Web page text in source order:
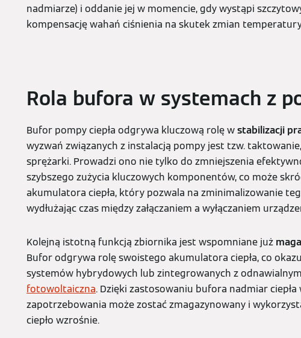
nadmiarze) i oddanie jej w momencie, gdy wystąpi
kompensację wahań ciśnienia na skutek zmian
Rola bufora w systemach z
Bufor pompy ciepła odgrywa kluczową rolę wstabilizacji
wyzwań związanych z instalacją pompy jest tzw. taktowanie,
sprężarki. Prowadzi ono nie tylko do zmniejszenia
szybszego zużycia kluczowych komponentów, co może
akumulatora ciepła, który pozwala na zminimalizowanie
wydłużając czas między załączaniem a wyłączaniem
Kolejną istotną funkcją zbiornika jest wspomniane już
Bufor odgrywa rolę swoistego akumulatora ciepła, co
systemów hybrydowych lub zintegrowanych z
fotowoltaiczna. Dzięki zastosowaniu bufora nadmiar
zapotrzebowania może zostać zmagazynowany i
ciepło wzrośnie.